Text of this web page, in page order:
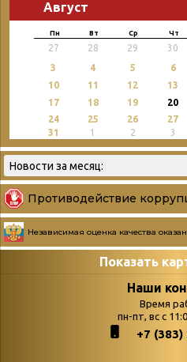
Август
Пн Вт Ср Чт
27 28 29 30
3 4 5 6
10
11 12 13
17
18 19 20
24 25 26 27
31
1 2 3
Противодействие
Независимая оценка качества
Показать
Страницы
podvedenie-itogov-festivalya-
Наши
Время
пн-пт, вс с
+7 (383)